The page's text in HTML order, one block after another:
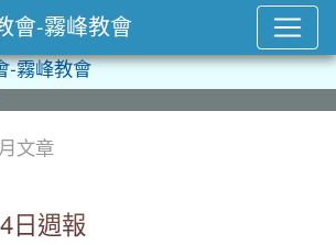
文章
日週報
會-霧峰教會